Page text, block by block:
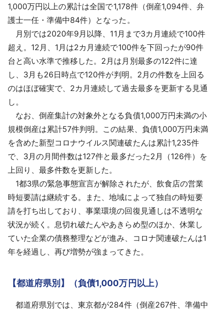
よくあるご質問
English
1,000万円以上の累計は全国で1,178件（倒産1,094件、弁
護士一任・準備中84件）となった。
月別では2020年9月以降、11月まで3カ月連続で100件
超え。12月、1月は2カ月連続で100件を下回ったが90件
台と高い水準で推移した。2月は月別最多の122件に達
し、3月も26日時点で120件が判明。2月の件数を上回る
のはほぼ確実で、2カ月連続して過去最多を更新する見通
し。
なお、倒産集計の対象外となる負債1,000万円未満の小
規模倒産は累計57件判明。この結果、負債1,000万円未満
を含めた新型コロナウイルス関連破たんは累計1,235件
で、3月の月間件数は127件と最多だった2月（126件）を
上回り、最多件数を更新した。
1都3県の緊急事態宣言が解除されたが、飲食店の営業
時短要請は継続する。また、地域によって独自の時短要
請を打ち出しており、事業環境の回復見通しは不透明な
状況が続く。息切れ破たんやあきらめ型のほか、休業し
ていた企業の債務整理などが進み、コロナ関連破たんは1
年を経過し、再び増勢が強まってきた。
【都道府県別】（負債1,000万円以上）
都道府県別では、東京都が284件（倒産267件、準備中